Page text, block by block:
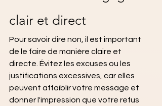
clair et direct
Pour savoir dire non, il est important
de le faire de manière claire et
directe. Évitez les excuses ou les
justifications excessives, car elles
peuvent affaiblir votre message et
donner l'impression que votre refus